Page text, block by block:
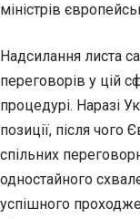
міністрів
Надсилання листа
переговорів у цій
процедурі. Наразі
позиції, після чого
спільних
одностайного
успішного